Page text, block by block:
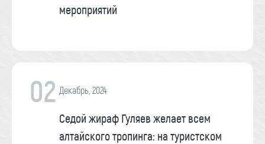
мероприятий
02 Декабрь, 2024
Седой жираф Гуляев желает всем
алтайского тропинга: на туристском